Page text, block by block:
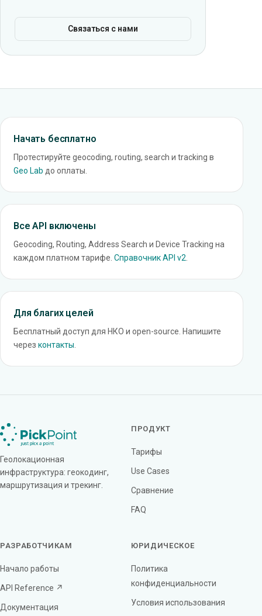
Связаться с нами
Начать бесплатно
Протестируйте geocoding, routing, search и tracking в
Geo Lab до оплаты.
Все API включены
Geocoding, Routing, Address Search и Device Tracking на
каждом платном тарифе. Справочник API v2
Для благих целей
Бесплатный доступ для НКО и open-source. Напишите
через контакты
Геолокационная
инфраструктура: геокодинг,
маршрутизация и трекинг.
ПРОДУКТ
Тарифы
Use Cases
Сравнение
FAQ
РАЗРАБОТЧИКАМ
Начало работы
API Reference ↗
Документация
ЮРИДИЧЕСКОЕ
Политика
конфиденциальности
Условия использования